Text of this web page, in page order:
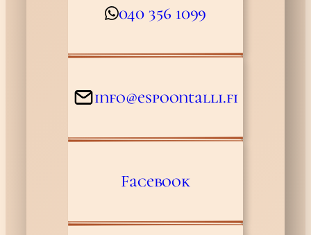
040 356 1099
info@espoontalli.fi
Facebook